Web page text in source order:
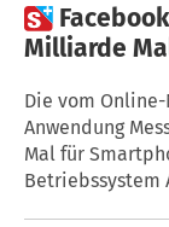

Milliarde
Die vom
Anwendung
Mal für
Betriebssystem